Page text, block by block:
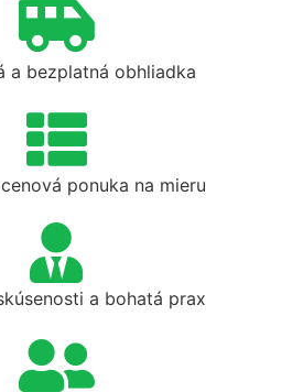
a bezplatná obhliadka
ponuka na mieru
a bohatá prax